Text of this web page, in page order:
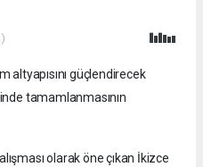
altyapısını güçlendirecek
tamamlanmasının
olarak öne çıkan İkizce